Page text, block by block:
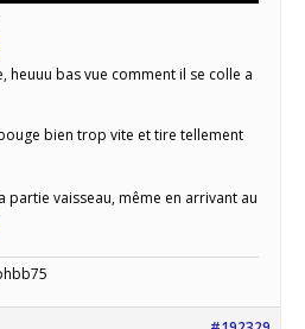
heuuu bas vue comment il se colle a
bien trop vite et tire tellement
partie vaisseau, même en arrivant au